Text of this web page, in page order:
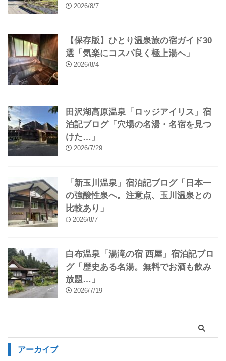
2026/8/7
【保存版】ひとり温泉旅の宿ガイド30
選「気楽にコスパ良く極上湯へ」
2026/8/4
田沢湖高原温泉「ロッジアイリス」宿
泊記ブログ「穴場の名湯・名宿を見つ
けた…」
2026/7/29
「新玉川温泉」宿泊記ブログ「日本一
の強酸性泉へ。注意点、玉川温泉との
比較あり」
2026/8/7
白布温泉「湯滝の宿 西屋」宿泊記ブロ
グ「歴史ある名湯。無料でお酒も飲み
放題…」
2026/7/19
アーカイブ